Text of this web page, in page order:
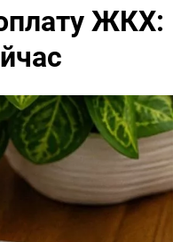
ЖКХ: